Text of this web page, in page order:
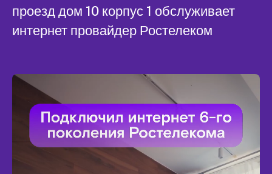
проезд дом 10 корпус 1 обслуживает
интернет провайдер Ростелеком